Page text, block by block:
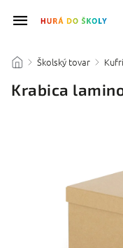
/ Školský tovar /
Krabica